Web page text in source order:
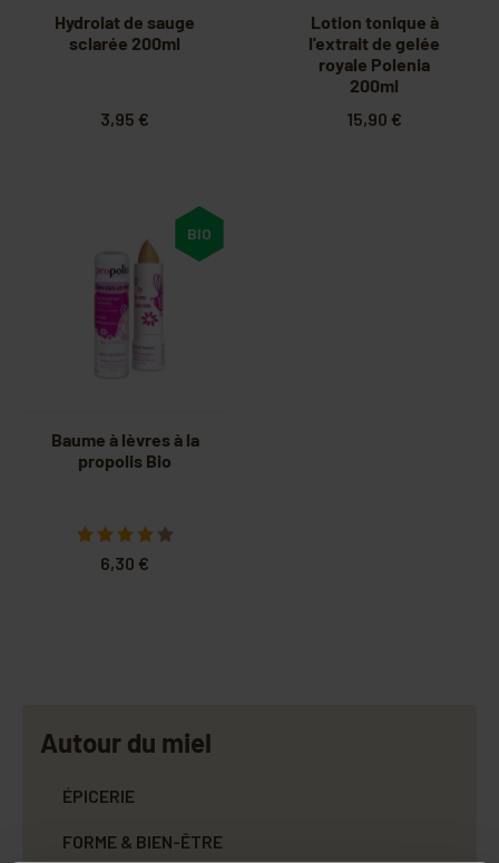
Hydrolat de sauge
sclarée 200ml
3,95 €
Lotion tonique à
l'extrait de gelée
royale Polenia
200ml
15,90 €
BIO
Baume à lèvres à la
propolis Bio
6,30 €
Autour du miel
ÉPICERIE
FORME & BIEN-ÊTRE